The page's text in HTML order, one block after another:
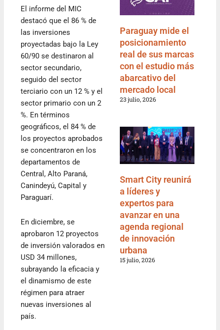
El informe del MIC
destacó que el 86 % de
las inversiones
proyectadas bajo la Ley
60/90 se destinaron al
sector secundario,
seguido del sector
terciario con un 12 % y el
sector primario con un 2
%. En términos
geográficos, el 84 % de
los proyectos aprobados
se concentraron en los
departamentos de
Central, Alto Paraná,
Canindeyú, Capital y
Paraguarí.
En diciembre, se
aprobaron 12 proyectos
de inversión valorados en
USD 34 millones,
subrayando la eficacia y
el dinamismo de este
régimen para atraer
nuevas inversiones al
país.
Paraguay mide el
posicionamiento
real de sus marcas
con el estudio más
abarcativo del
mercado local
23 julio, 2026
Smart City reunirá
a líderes y
expertos para
avanzar en una
agenda regional
de innovación
urbana
15 julio, 2026